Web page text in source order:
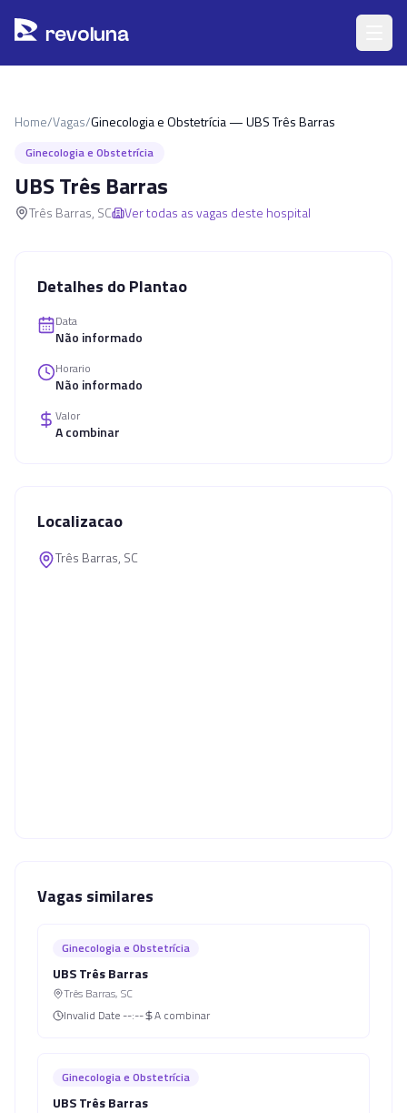
revoluna
Home/Vagas/Ginecologia e Obstetrícia — UBS Três Barras
Ginecologia e Obstetrícia
UBS Três Barras
Três Barras, SC Ver todas as vagas deste hospital
Detalhes do Plantao
Data
Não informado
Horario
Não informado
Valor
A combinar
Localizacao
Três Barras, SC
Vagas similares
Ginecologia e Obstetrícia
UBS Três Barras
Três Barras, SC
Invalid Date --:-- A combinar
Ginecologia e Obstetrícia
UBS Três Barras